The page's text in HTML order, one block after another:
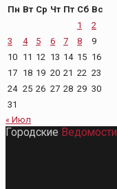
Пн Вт Ср Чт Пт Сб Вс
1
2
3
4 5 6 7 8
9
10 11 12 13 14 15 16
17 18 19 20 21 22 23
24 25 26 27 28 29 30
31
« Июл
Городские Ведомости